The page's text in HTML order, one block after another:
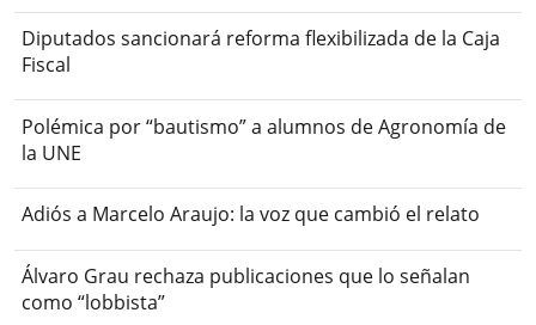
Diputados sancionará reforma flexibilizada de la Caja
Fiscal
Polémica por “bautismo” a alumnos de Agronomía de
la UNE
Adiós a Marcelo Araujo: la voz que cambió el relato
Álvaro Grau rechaza publicaciones que lo señalan
como “lobbista”